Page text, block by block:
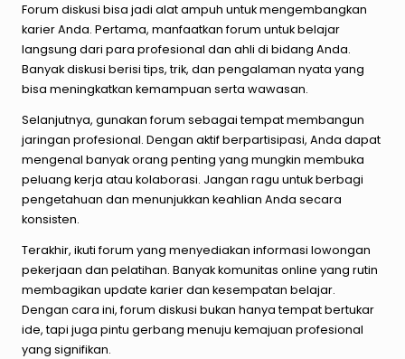
Forum diskusi bisa jadi alat ampuh untuk mengembangkan
karier Anda. Pertama, manfaatkan forum untuk belajar
langsung dari para profesional dan ahli di bidang Anda.
Banyak diskusi berisi tips, trik, dan pengalaman nyata yang
bisa meningkatkan kemampuan serta wawasan.
Selanjutnya, gunakan forum sebagai tempat membangun
jaringan profesional. Dengan aktif berpartisipasi, Anda dapat
mengenal banyak orang penting yang mungkin membuka
peluang kerja atau kolaborasi. Jangan ragu untuk berbagi
pengetahuan dan menunjukkan keahlian Anda secara
konsisten.
Terakhir, ikuti forum yang menyediakan informasi lowongan
pekerjaan dan pelatihan. Banyak komunitas online yang rutin
membagikan update karier dan kesempatan belajar.
Dengan cara ini, forum diskusi bukan hanya tempat bertukar
ide, tapi juga pintu gerbang menuju kemajuan profesional
yang signifikan.